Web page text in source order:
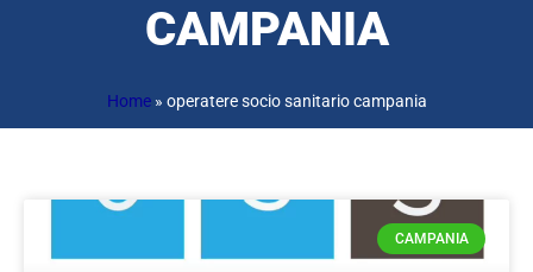
CAMPANIA
Home» operatere socio sanitario campania
CAMPANIA